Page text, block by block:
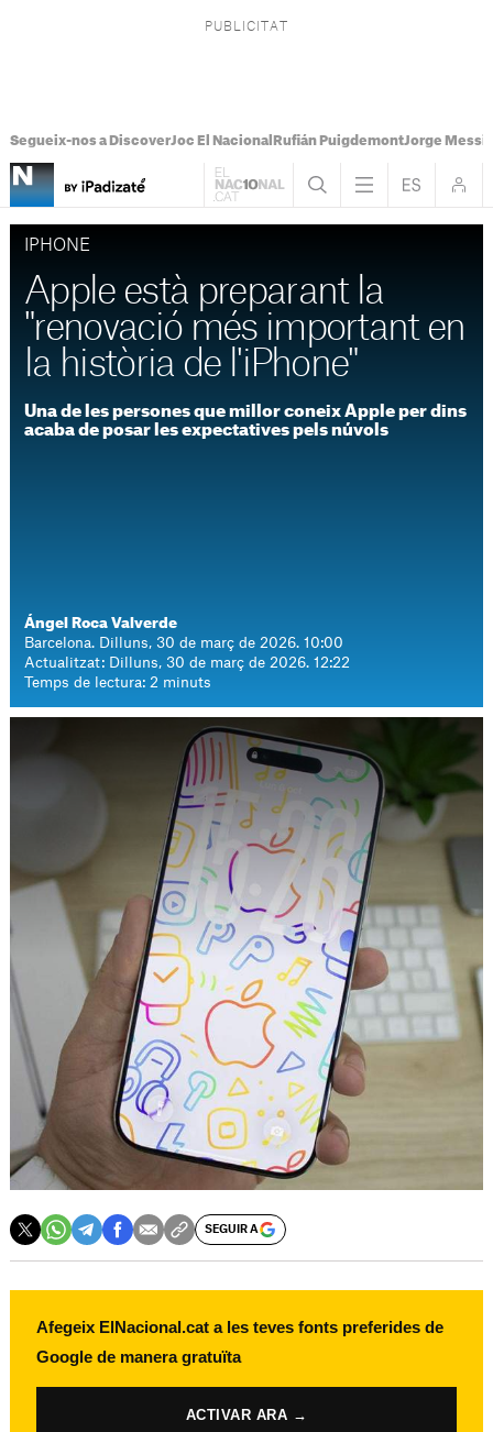
Segueix-nos a DiscoverJoc El Nacional Rufián PuigdemontJorge Messi
IPHONE
Apple està preparant la
"renovació més important en
la història de l'iPhone"
Una de les persones que millor coneix Apple per dins
acaba de posar les expectatives pels núvols
Ángel Roca Valverde
Barcelona. Dilluns, 30 de març de 2026. 10:00
Actualitzat: Dilluns, 30 de març de 2026. 12:22
Temps de lectura: 2 minuts
SEGUIR A
Afegeix ElNacional.cat a les teves fonts preferides de
Google de manera gratuïta
ACTIVAR ARA →